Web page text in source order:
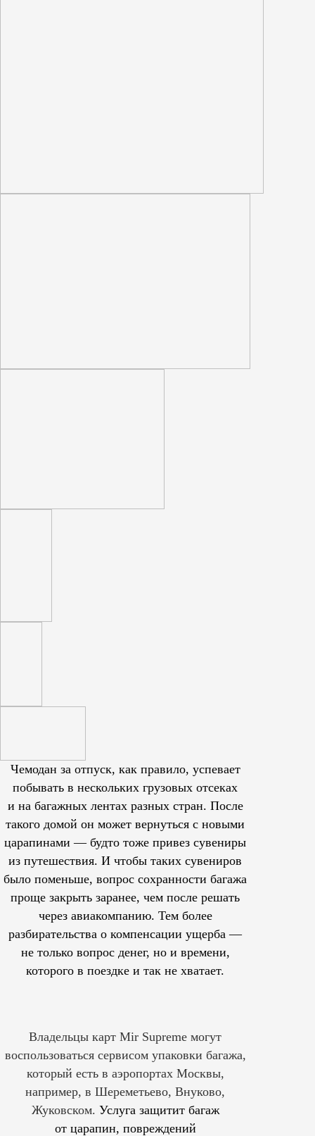
Чемодан за отпуск, как правило, успевает
побывать в нескольких грузовых отсеках
и на багажных лентах разных стран. После
такого домой он может вернуться с новыми
царапинами — будто тоже привез сувениры
из путешествия. И чтобы таких сувениров
было поменьше, вопрос сохранности багажа
проще закрыть заранее, чем после решать
через авиакомпанию. Тем более
разбирательства о компенсации ущерба —
не только вопрос денег, но и времени,
которого в поездке и так не хватает.
Владельцы карт Mir Supreme могут
воспользоваться сервисом упаковки багажа,
который есть в аэропортах Москвы,
например, в Шереметьево, Внуково,
Жуковском. Услуга защитит багаж
от царапин, повреждений